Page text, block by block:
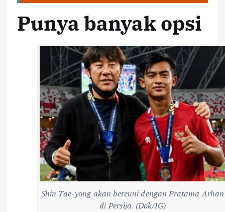
Punya banyak opsi
Shin Tae-yong akan bereuni dengan Pratama Arhan
di Persija. (Dok/IG)